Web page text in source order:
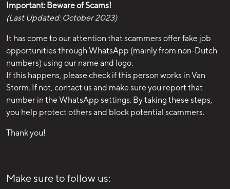
Important: Beware of Scams!
(Last Updated: October 2023)
It has come to our attention that scammers offer fake job
opportunities through WhatsApp (mainly from non-Dutch
numbers) using our name and logo.
If this happens, please check if this person works in Van
Storm. If not, contact us and make sure you report that
number in the WhatsApp settings. By taking these steps,
you help protect others and block potential scammers.
Thank you!
Make sure to follow us: